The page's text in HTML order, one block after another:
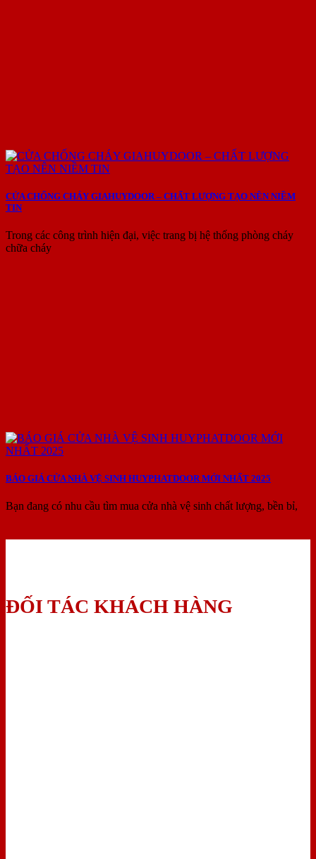
CỬA CHỐNG CHÁY GIAHUYDOOR – CHẤT LƯỢNG TẠO NÊN NIỀM
TIN
Trong các công trình hiện đại, việc trang bị hệ thống phòng cháy
chữa cháy
BÁO GIÁ CỬA NHÀ VỆ SINH HUYPHATDOOR MỚI NHẤT 2025
Bạn đang có nhu cầu tìm mua cửa nhà vệ sinh chất lượng, bền bỉ,
ĐỐI TÁC KHÁCH HÀNG